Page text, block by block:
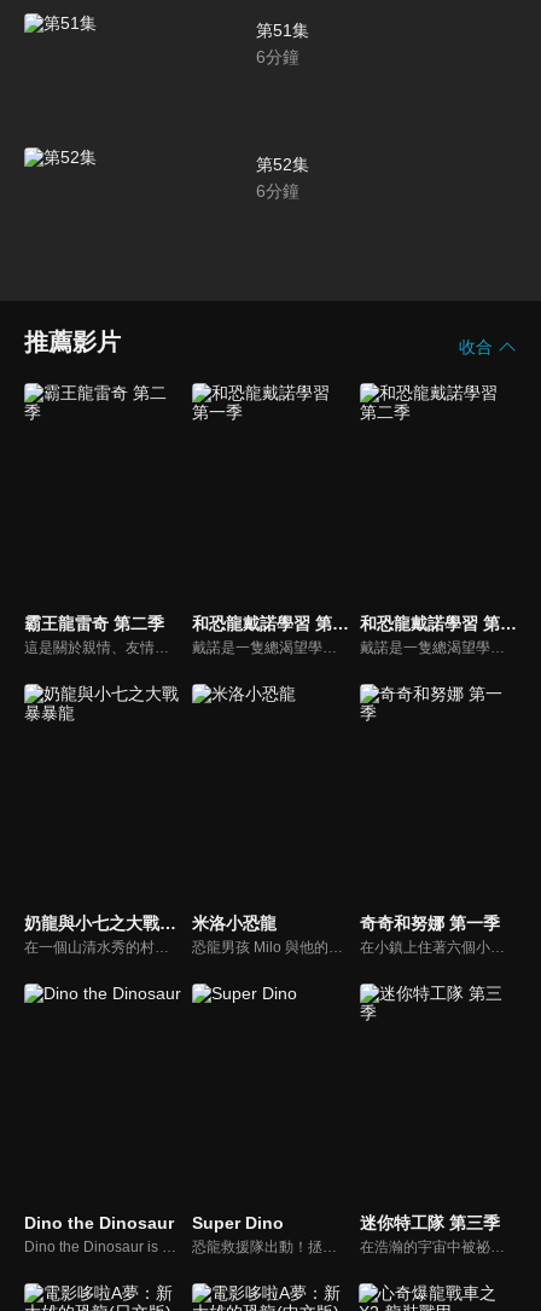
第51集
6分鐘
第52集
6分鐘
推薦影片 收合
霸王龍雷奇 第二季 和恐龍戴諾學習 第一季
戴諾是一隻總渴望學習新東西的好奇小恐龍。 它喜歡通過玩玩具，汽車和火車來探索世界。 像每個寶寶一樣，戴諾熱愛學習形狀、顏色、數位還有字母。 快來和戴諾一起學習吧！
和恐龍戴諾學習 第二季
戴諾是一隻總渴望學習新東西的好奇小恐龍。 它喜歡通過玩玩具，汽車和火車來探索世界。 像每個寶寶一樣，戴諾熱愛學習形狀、顏色、數位還有字母。 快來和戴諾一起學習吧！
奶龍與小七之大戰暴暴龍
在一個山清水秀的村子裡，奶龍小七平靜的生活被打破，暴暴龍為了取代奶龍成為宇宙最強龍，在村子各種使壞，奶龍小七為了阻止其的惡行展開了一 系列英勇鬥爭，上演了一幕幕打抱不平、溫情治癒、正能量的搞笑日常，只為能守每個人心中最純真的美好。
米洛小恐龍
恐龍男孩 Milo 與他的家人和朋友生活在中生代時期。加入他的冒險之旅，瞭解恐龍和他們生活的時代。
奇奇和努娜 第一季
在小鎮上住著六個小朋友，有好奇的小豬奇奇，樂於助人的小象努娜，愛看書的小羊沐沐，淘氣的小雞西西，愛睡懶覺的熊貓珀珀，愛打扮的小兔妮妮。在他們的生活中，會遇到許多問題，在他們遇到麻煩無法解決的時候，同樣住在小鎮的A醫師和她的助手小優，就會來幫助小朋友們。
Dino the Dinosaur
Dino the Dinosaur is an ideal educational TV show for toddlers and preschoolers. Everyday, Dino learns shapes, colors, numbers and letters with enthusiasm. Both boys and girls will enjoy this show and learn with fun !
Super Dino
恐龍救援隊出動！拯救陷入危險的恐龍朋友們！ 為了拯救陷入危險的恐龍朋友們，恐龍救援隊就此組成！成員包括迪諾、凱菈、哈利、班尼、飛飛，以及擔任指揮官的天才少女喬伊。這個超萌的恐龍救援隊能成功拯救恐龍朋友並維護蹦蹦島的和平嗎？
迷你特工隊 第三季
在浩瀚的宇宙中被祕密選召出的四個小動物，作爲迷你特工隊保護地球的和平，他們是最強戰士！數百年後宇宙海盜丹丹團三人組，在某個小行星發現了被封印的外星人，並解開封印讓其重見天日。這邪惡勢力籌劃在地球不斷製造危機，迷你特工隊爲保護地球，與邪惡勢力展開了激烈的戰鬥！